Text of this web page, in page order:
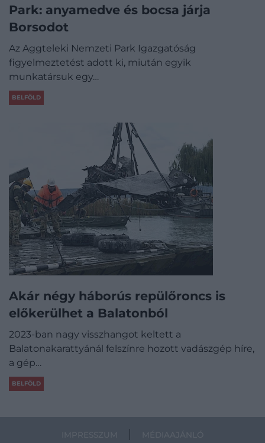
Park: anyamedve és bocsa járja
Borsodot
Az Aggteleki Nemzeti Park Igazgatóság
figyelmeztetést adott ki, miután egyik
munkatársuk egy…
BELFÖLD
Akár négy háborús repülőroncs is
előkerülhet a Balatonból
2023-ban nagy visszhangot keltett a
Balatonakarattyánál felszínre hozott vadászgép híre,
a gép…
BELFÖLD